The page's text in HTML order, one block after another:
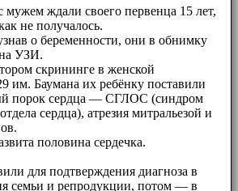
мужем ждали своего первенца 15 лет,
не получалось.
о беременности, они в обнимку
на УЗИ.
скрининге в женской
им. Баумана их ребёнку поставили
порок сердца — СГЛОС (синдром
сердца), атрезия митральезой и
половина сердечка.
для подтверждения диагноза в
семьи и репродукции, потом — в